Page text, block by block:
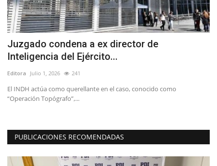
Juzgado condena a ex director de
Inteligencia del Ejército...
Editora Julio 1, 2026 241
El INDH actúa como querellante en el caso, conocido como
“Operación Topógrafo”,...
PUBLICACIONES RECOMENDADAS